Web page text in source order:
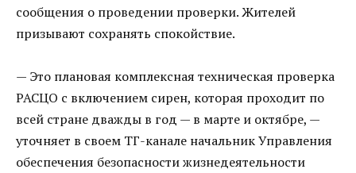
сообщения о проведении проверки. Жителей
призывают сохранять спокойствие.
— Это плановая комплексная техническая проверка
РАСЦО с включением сирен, которая проходит по
всей стране дважды в год — в марте и октябре, —
уточняет в своем ТГ-канале начальник Управления
обеспечения безопасности жизнедеятельности